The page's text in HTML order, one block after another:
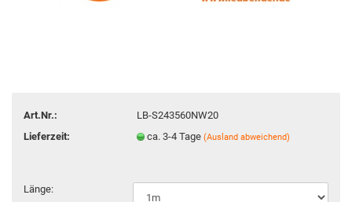
Art.Nr.:
LB-S243560NW20
Lieferzeit:
ca. 3-4 Tage(Ausland abweichend)
Länge: